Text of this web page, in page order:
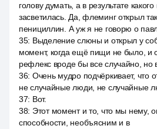
голову думать, а в результате
засветилась. Да, флеминг открыл
пенициллин. А уж я не говорю о
35: Выделение слюны и открыл у
момент, когда ещё пищи не было, и
рефлекс вроде бы все случайно, но
36: Очень мудро подчёркивает, что
не случайные люди, не случайные
37: Вот.
38: Этот момент и то, что мы нему,
способности, необъясним и в